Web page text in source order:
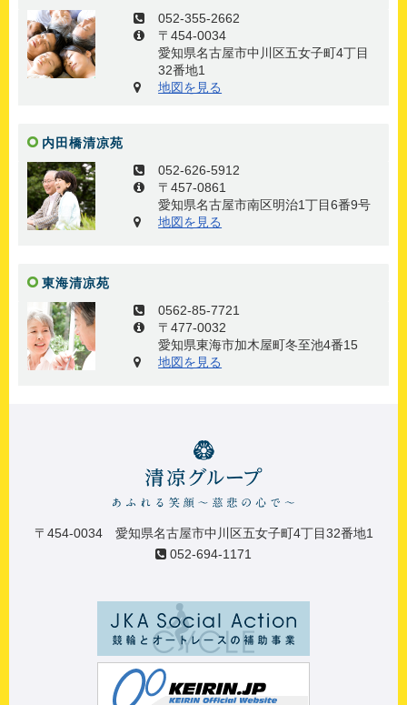
052-355-2662
〒454-0034
愛知県名古屋市中川区五女子町4丁目
32番地1
地図を見る
内田橋清凉苑
052-626-5912
〒457-0861
愛知県名古屋市南区明治1丁目6番9号
地図を見る
東海清凉苑
0562-85-7721
〒477-0032
愛知県東海市加木屋町冬至池4番15
地図を見る
〒454-0034 愛知県名古屋市中川区五女子町4丁目32番地1
052-694-1171